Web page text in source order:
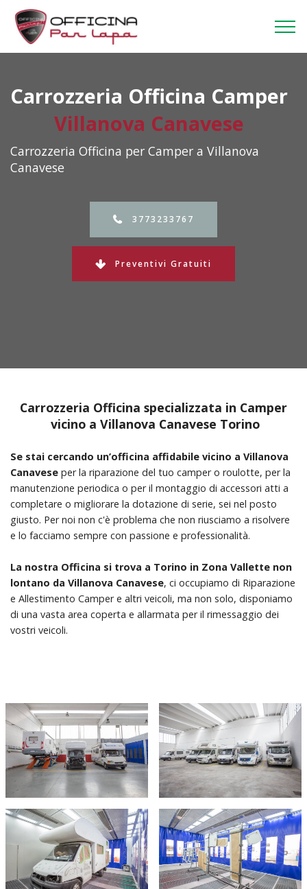
Carrozzeria Officina Camper
Villanova Canavese
Carrozzeria Officina per Camper a Villanova
Canavese
3773233767
Preventivi Gratuiti
Carrozzeria Officina specializzata in Camper
vicino a Villanova Canavese Torino
Se stai cercando un’officina affidabile vicino a Villanova
Canavese per la riparazione del tuo camper o roulotte, per la
manutenzione periodica o per il montaggio di accessori atti a
completare o migliorare la dotazione di serie, sei nel posto
giusto. Per noi non c'è problema che non riusciamo a risolvere
e lo facciamo sempre con passione e professionalità.
La nostra Officina si trova a Torino in Zona Vallette non
lontano da Villanova Canavese, ci occupiamo di Riparazione
e Allestimento Camper e altri veicoli, ma non solo, disponiamo
di una vasta area coperta e allarmata per il rimessaggio dei
vostri veicoli.